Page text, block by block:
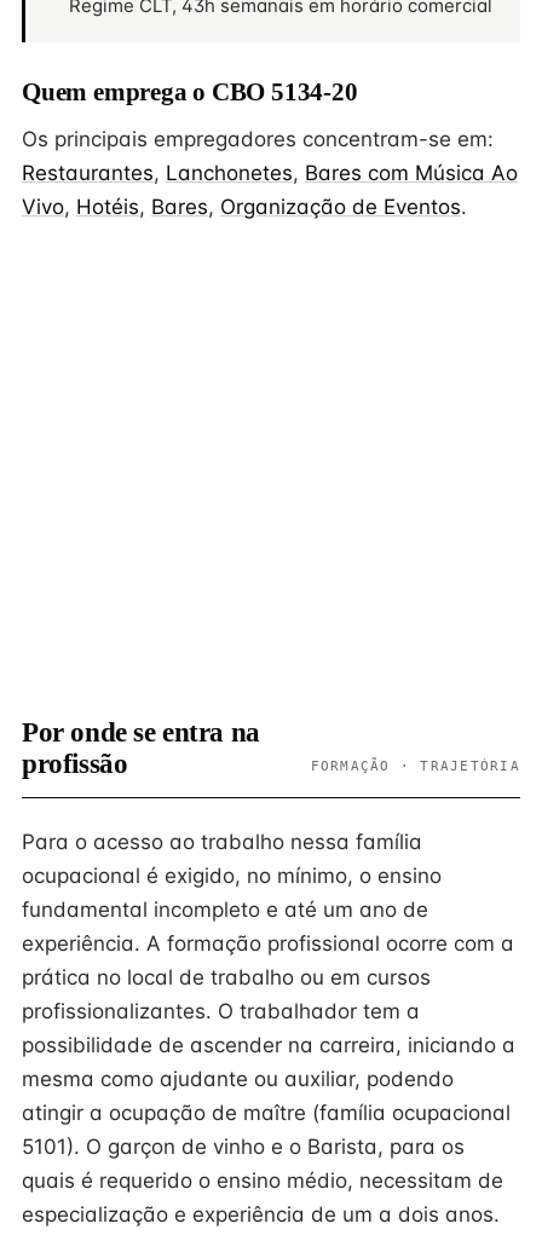
Regime CLT, 43h semanais em horário comercial
Quem emprega o CBO 5134-20
Os principais empregadores concentram-se em:
Restaurantes, Lanchonetes, Bares com Música Ao
Vivo, Hotéis, Bares, Organização de Eventos.
Por onde se entra na
profissão
FORMAÇÃO · TRAJETÓRIA
Para o acesso ao trabalho nessa família
ocupacional é exigido, no mínimo, o ensino
fundamental incompleto e até um ano de
experiência. A formação profissional ocorre com a
prática no local de trabalho ou em cursos
profissionalizantes. O trabalhador tem a
possibilidade de ascender na carreira, iniciando a
mesma como ajudante ou auxiliar, podendo
atingir a ocupação de maître (família ocupacional
5101). O garçon de vinho e o Barista, para os
quais é requerido o ensino médio, necessitam de
especialização e experiência de um a dois anos.